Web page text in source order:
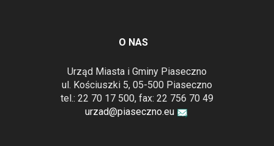
O NAS
Urząd Miasta i Gminy Piaseczno
ul. Kościuszki 5, 05-500 Piaseczno
tel.: 22 70 17 500, fax: 22 756 70 49
urzad@piaseczno.eu